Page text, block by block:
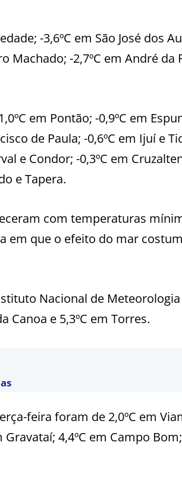
-3,6ºC em São José dos
Machado; -2,7ºC em André da
em Pontão; -0,9ºC em
de Paula; -0,6ºC em Ijuí e
e Condor; -0,3ºC em
e Tapera.
com temperaturas
em que o efeito do mar
Nacional de Meteorologia
Canoa e 5,3ºC em Torres.
feira foram de 2,0ºC em
4,4ºC em Campo Bom;